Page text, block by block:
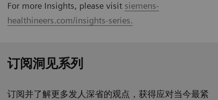
For more Insights, please visit siemens-
healthineers.com/insights-series.
订阅洞见系列
订阅并了解更多发人深省的观点，获得应对当今最紧